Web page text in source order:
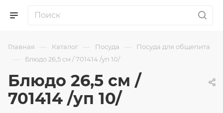
Главная — Каталог — Посуда — Посуда для общепита
— Блюдо 26,5 см / 701414 /уп 10/
Блюдо 26,5 см /
701414 /уп 10/